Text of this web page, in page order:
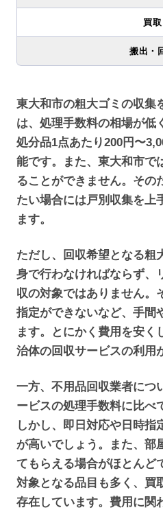
買取
搬出・
東大和市の粗大ゴミの収集
は、処理手数料の相場が低
処分品1点あたり200円〜
能です。また、東大和市で
ることができません。その
たい場合には戸別収集を上
ます。
ただし、回収希望となる粗
身で行わなければならず、
収の対象ではありません。
指定ができないなど、手間
ます。とにかく費用を安く
治体の回収サービスの利用
一方、不用品回収業者につ
ービスの処理手数料に比べ
しかし、即日対応や日時指
が高いでしょう。また、部
てもらえる場合がほとんど
対象となる品目も多く、買
存在しています。費用に関